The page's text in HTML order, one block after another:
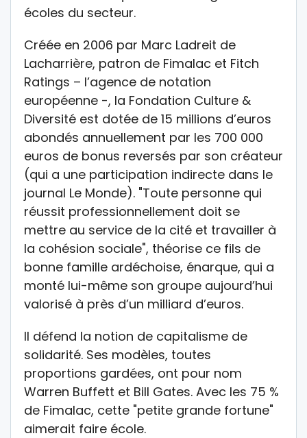
écoles du secteur.
Créée en 2006 par Marc Ladreit de
Lacharrière, patron de Fimalac et Fitch
Ratings – l’agence de notation
européenne -, la Fondation Culture &
Diversité est dotée de 15 millions d’euros
abondés annuellement par les 700 000
euros de bonus reversés par son créateur
(qui a une participation indirecte dans le
journal Le Monde). "Toute personne qui
réussit professionnellement doit se
mettre au service de la cité et travailler à
la cohésion sociale", théorise ce fils de
bonne famille ardéchoise, énarque, qui a
monté lui-même son groupe aujourd’hui
valorisé à près d’un milliard d’euros.
Il défend la notion de capitalisme de
solidarité. Ses modèles, toutes
proportions gardées, ont pour nom
Warren Buffett et Bill Gates. Avec les 75 %
de Fimalac, cette "petite grande fortune"
aimerait faire école.